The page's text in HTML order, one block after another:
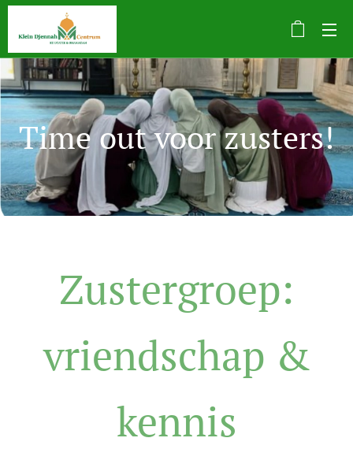
Time out voor zusters!
Zustergroep:
vriendschap &
kennis